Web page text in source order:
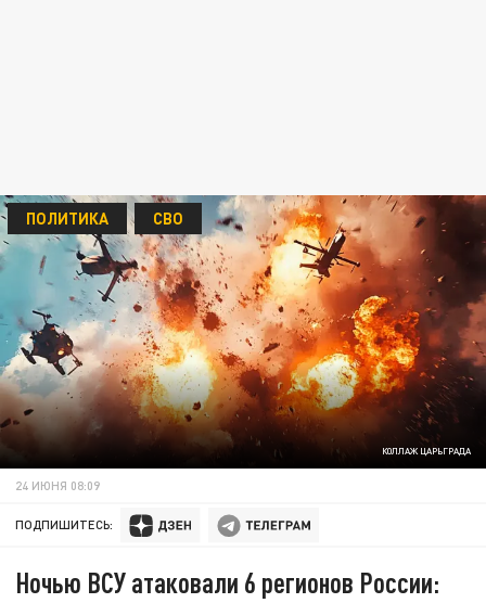
КОЛЛАЖ ЦАРЬГРАДА
ПОЛИТИКА СВО
24 ИЮНЯ 08:09
ПОДПИШИТЕСЬ:
Ночью ВСУ атаковали 6 регионов России: